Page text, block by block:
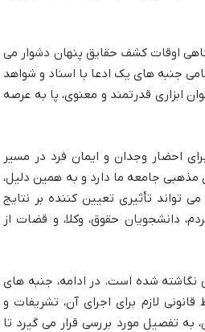
اوقات کشف حقایق پنهان دشوار می
جنبه های یک ادعا با اسناد و شواهد
ابزاری قدرتمند و معنوی، پا به عرصه
احضار وجدان و ایمان فرد در مسیر
جامعه ما دارد و به همین دلیل،
تواند تأثیری تعیین کننده بر نتایج
دانشجویان حقوق، وکلا، و قضات از
شده است. در ادامه، جنبه های
لازم برای اجرای آن، تشریفات و
تفصیل مورد بررسی قرار می گیرد تا